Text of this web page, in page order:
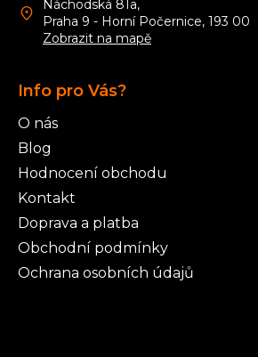
u
Náchodská 81a,
Praha 9 - Horní Počernice, 193 00
Zobrazit na mapě
Info pro Vás?
O nás
Blog
Hodnocení obchodu
Kontakt
Doprava a platba
Obchodní podmínky
Ochrana osobních údajů